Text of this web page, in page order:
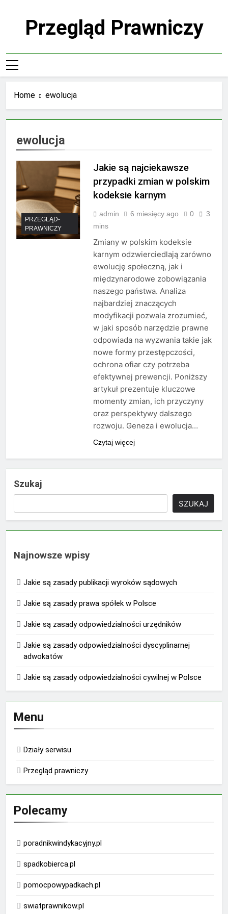
Przegląd Prawniczy
Home ewolucja
ewolucja
PRZEGLĄD-
PRAWNICZY
Jakie są najciekawsze
przypadki zmian w polskim
kodeksie karnym
admin 6 miesięcy ago 0
3
mins
Zmiany w polskim kodeksie
karnym odzwierciedlają zarówno
ewolucję społeczną, jak i
międzynarodowe zobowiązania
naszego państwa. Analiza
najbardziej znaczących
modyfikacji pozwala zrozumieć,
w jaki sposób narzędzie prawne
odpowiada na wyzwania takie jak
nowe formy przestępczości,
ochrona ofiar czy potrzeba
efektywnej prewencji. Poniższy
artykuł prezentuje kluczowe
momenty zmian, ich przyczyny
oraz perspektywy dalszego
rozwoju. Geneza i ewolucja…
Czytaj więcej
Szukaj
SZUKAJ
Najnowsze wpisy
Jakie są zasady publikacji wyroków sądowych
Jakie są zasady prawa spółek w Polsce
Jakie są zasady odpowiedzialności urzędników
Jakie są zasady odpowiedzialności dyscyplinarnej
adwokatów
Jakie są zasady odpowiedzialności cywilnej w Polsce
Menu
Działy serwisu
Przegląd prawniczy
Polecamy
poradnikwindykacyjny.pl
spadkobierca.pl
pomocpowypadkach.pl
swiatprawnikow.pl